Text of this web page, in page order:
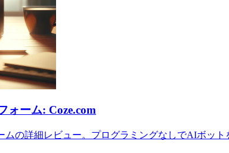
ォーム: Coze.com
ムの詳細レビュー。プログラミングなしでAIボ